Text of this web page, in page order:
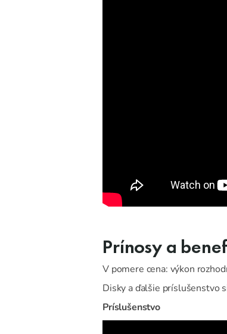
Prínosy a
V pomere cena: výkon
Disky a ďalšie príslušenstvo
Príslušenstvo